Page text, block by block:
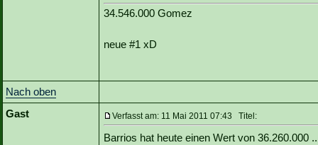
34.546.000 Gomez
neue #1 xD
Nach oben
Gast
Verfasst am: 11 Mai 2011 07:43 Titel:
Barrios hat heute einen Wert von